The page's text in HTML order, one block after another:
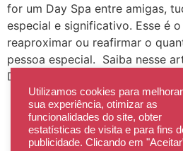
for um Day Spa entre amigas,
especial e significativo. Esse é
reaproximar ou reafirmar o
pessoa especial. Saiba nesse
Day Spa e como pode ser o
Recomendações de
Política de Privacidade
Utilizamos cookies para
sua experiência, otimizar as
funcionalidades do site, obter
estatísticas de visita e para fins
publicidade. Clicando em